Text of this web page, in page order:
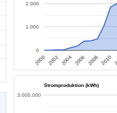
2000 2002 2004 2006 2008 2010
0
1.000
2.000
Stromproduktion (kWh)
3.000.000